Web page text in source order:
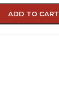
ADD TO CART